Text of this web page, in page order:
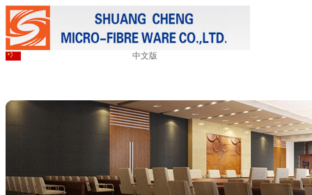
中文版